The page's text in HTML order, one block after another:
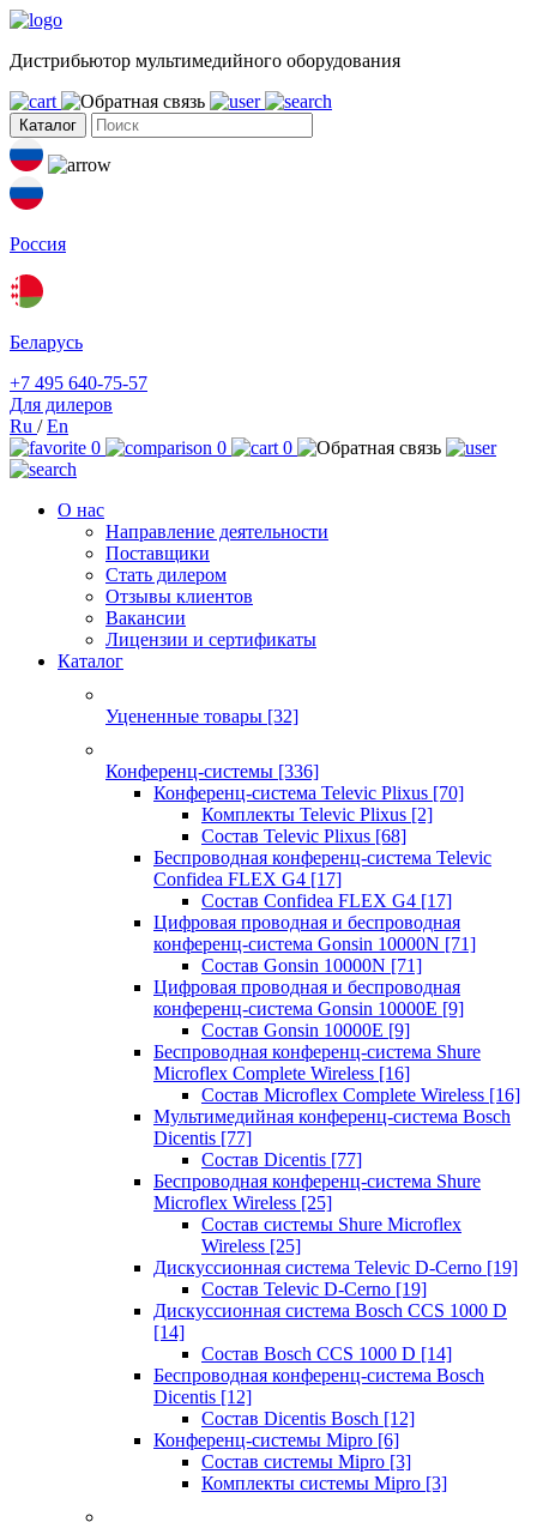
Дистрибьютор мультимедийного оборудования
Каталог
Россия
Беларусь
+7 495 640-75-57
Для дилеров
Ru /En
0
0 0
О нас
Направление деятельности
Поставщики
Стать дилером
Отзывы клиентов
Вакансии
Лицензии и сертификаты
Каталог
Уцененные товары [32]
Конференц-системы [336]
Конференц-система Televic Plixus [70]
Комплекты Televic Plixus [2]
Состав Televic Plixus [68]
Беспроводная конференц-система Televic
Confidea FLEX G4 [17]
Состав Confidea FLEX G4 [17]
Цифровая проводная и беспроводная
конференц-система Gonsin 10000N [71]
Состав Gonsin 10000N [71]
Цифровая проводная и беспроводная
конференц-система Gonsin 10000E [9]
Состав Gonsin 10000E [9]
Беспроводная конференц-система Shure
Microflex Complete Wireless [16]
Состав Microflex Complete Wireless [16]
Мультимедийная конференц-система Bosch
Dicentis [77]
Состав Dicentis [77]
Беспроводная конференц-система Shure
Microflex Wireless [25]
Состав системы Shure Microflex
Wireless [25]
Дискуссионная система Televic D-Cerno [19]
Состав Televic D-Cerno [19]
Дискуссионная система Bosch CCS 1000 D
[14]
Состав Bosch CCS 1000 D [14]
Беспроводная конференц-система Bosch
Dicentis [12]
Состав Dicentis Bosch [12]
Конференц-системы Mipro [6]
Состав системы Mipro [3]
Комплекты системы Mipro [3]